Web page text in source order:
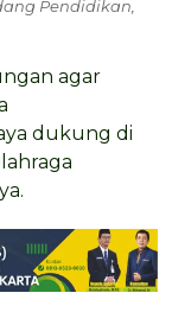
Pendidikan,
agar
dukung di